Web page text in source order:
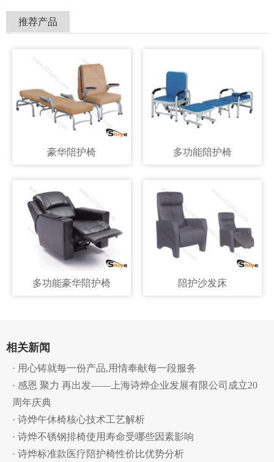
推荐产品
豪华陪护椅 多功能陪护椅
多功能豪华陪护椅 陪护沙发床
相关新闻
· 用心铸就每一份产品,用情奉献每一段服务
· 感恩 聚力 再出发——上海诗烨企业发展有限公司成立20
周年庆典
· 诗烨午休椅核心技术工艺解析
· 诗烨不锈钢排椅使用寿命受哪些因素影响
· 诗烨标准款医疗陪护椅性价比优势分析